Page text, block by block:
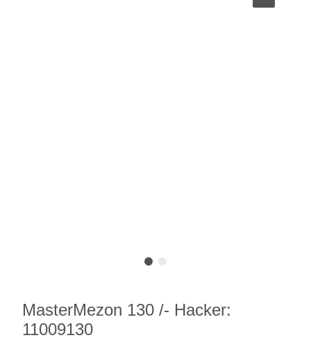
MasterMezon 130 /- Hacker:
11009130